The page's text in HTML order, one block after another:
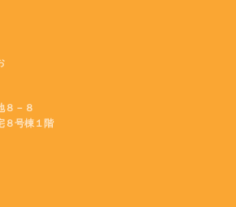
８－８
８号棟１階